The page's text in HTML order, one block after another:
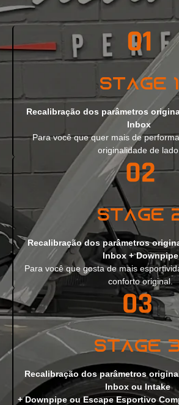
Stage 1
Recalibração dos parâmetros
Inbox
Para você que quer mais de
originalidade de lado.
Stage
Recalibração dos parâmetros
Inbox + Downpipe
Para você que gosta de mais
conforto original.
Stage
Recalibração dos parâmetros
Inbox ou Intake
+ Downpipe ou Escape Esportivo